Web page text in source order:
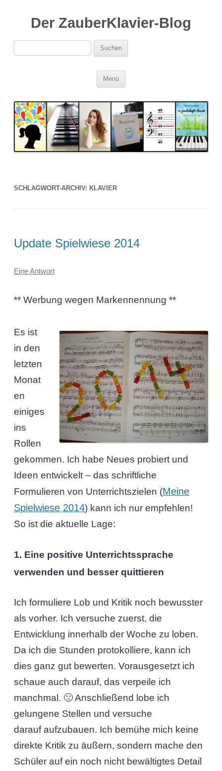
Der ZauberKlavier-Blog
Suchen
nach:
Menü
SCHLAGWORT-ARCHIV: KLAVIER
Update Spielwiese 2014
Eine Antwort
** Werbung wegen Markennennung **
Es ist
in den
letzten
Monat
en
einiges
ins
Rollen
gekommen. Ich habe Neues probiert und
Ideen entwickelt – das schriftliche
Formulieren von Unterrichtszielen (Meine
Spielwiese 2014) kann ich nur empfehlen!
So ist die aktuelle Lage:
1. Eine positive Unterrichtssprache
verwenden und besser quittieren
Ich formuliere Lob und Kritik noch bewusster
als vorher. Ich versuche zuerst, die
Entwicklung innerhalb der Woche zu loben.
Da ich die Stunden protokolliere, kann ich
dies ganz gut bewerten. Vorausgesetzt ich
schaue auch darauf, das verpeile ich
manchmal. 🙁 Anschließend lobe ich
gelungene Stellen und versuche
darauf aufzubauen. Ich bemühe mich keine
direkte Kritik zu äußern, sondern mache den
Schüler auf ein noch nicht bewältigtes Detail